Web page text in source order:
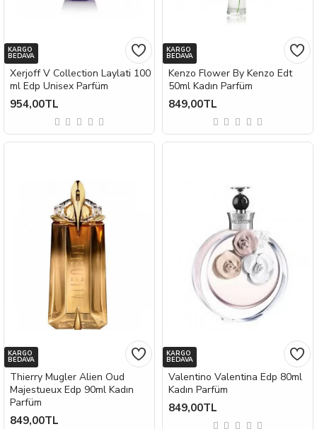
KARGO
BEDAVA
Xerjoff V Collection Laylati 100
ml Edp Unisex Parfüm
954,00TL
KARGO
BEDAVA
Kenzo Flower By Kenzo Edt
50ml Kadın Parfüm
849,00TL
KARGO
BEDAVA
Thierry Mugler Alien Oud
Majestueux Edp 90ml Kadın
Parfüm
849,00TL
KARGO
BEDAVA
Valentino Valentina Edp 80ml
Kadın Parfüm
849,00TL